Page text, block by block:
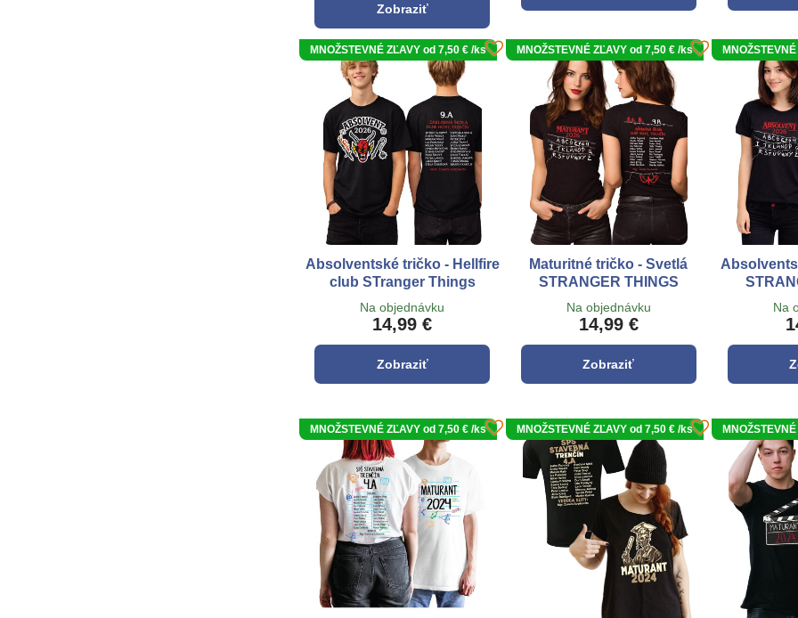
Zobraziť
MNOŽSTEVNÉ ZĽAVY od 7,50 € /ks
Absolventské tričko - Hellfire
club STranger Things
Na objednávku
14,99 €
Zobraziť
MNOŽSTEVNÉ ZĽAVY od 7,50 € /ks
Maturitné tričko - Svetlá
STRANGER THINGS
Na objednávku
14,99 €
Zobraziť
Na
MNOŽSTEVNÉ ZĽAVY od 7,50 € /ks MNOŽSTEVNÉ ZĽAVY od 7,50 € /ks